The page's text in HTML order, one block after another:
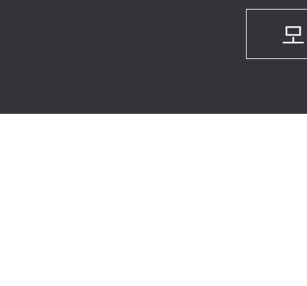
보건의료경
임상치과학
임상간호대